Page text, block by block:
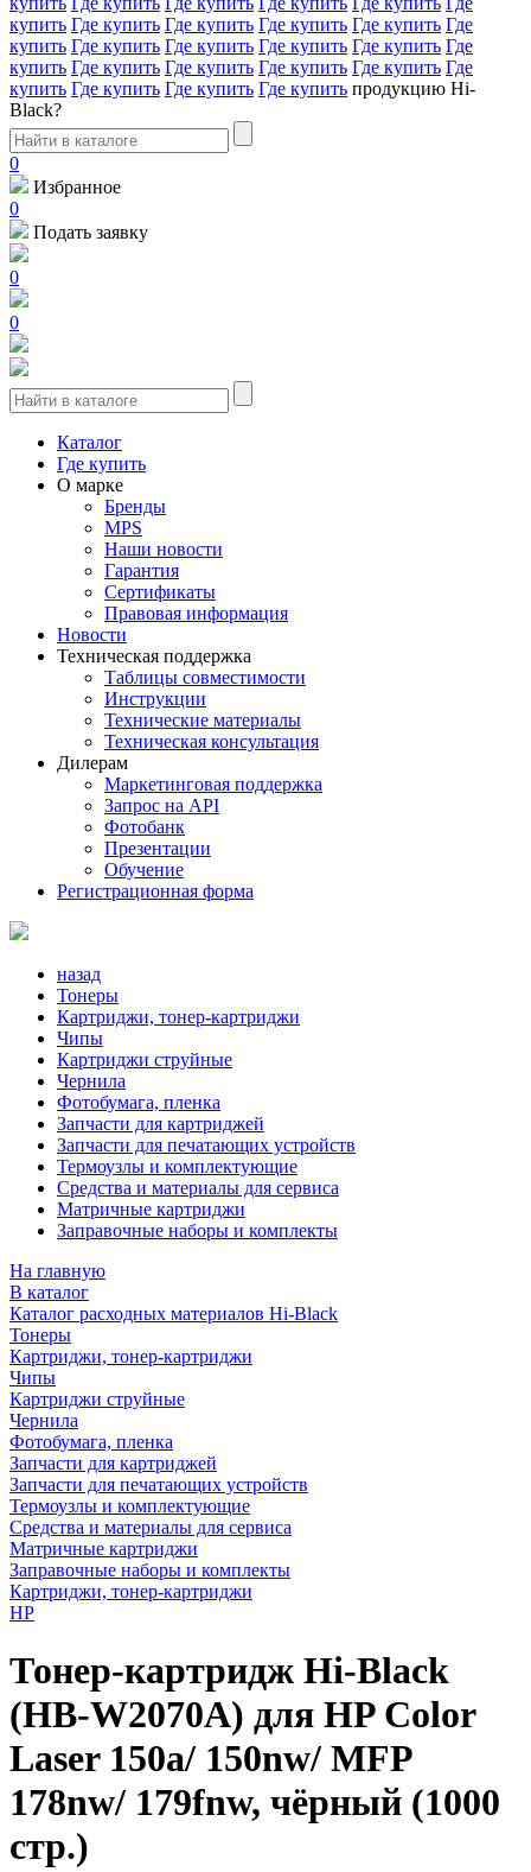
купить Где купить Где купить Где купить Где купить Где
купить Где купить Где купить Где купить Где купить Где
купить Где купить Где купить Где купить Где купить Где
купить Где купить Где купить Где купить продукцию Hi-
Black?
0
Избранное
0
Подать заявку
0
0
Каталог
Где купить
О марке
Бренды
MPS
Наши новости
Гарантия
Сертификаты
Правовая информация
Новости
Техническая поддержка
Таблицы совместимости
Инструкции
Технические материалы
Техническая консультация
Дилерам
Маркетинговая поддержка
Запрос на API
Фотобанк
Презентации
Обучение
Регистрационная форма
назад
Тонеры
Картриджи, тонер-картриджи
Чипы
Картриджи струйные
Чернила
Фотобумага, пленка
Запчасти для картриджей
Запчасти для печатающих устройств
Термоузлы и комплектующие
Средства и материалы для сервиса
Матричные картриджи
Заправочные наборы и комплекты
На главную
В каталог
Каталог расходных материалов Hi-Black
Тонеры
Картриджи, тонер-картриджи
Чипы
Картриджи струйные
Чернила
Фотобумага, пленка
Запчасти для картриджей
Запчасти для печатающих устройств
Термоузлы и комплектующие
Средства и материалы для сервиса
Матричные картриджи
Заправочные наборы и комплекты
Картриджи, тонер-картриджи
HP
Тонер-картридж Hi-Black
(HB-W2070A) для HP Color
Laser 150a/ 150nw/ MFP
178nw/ 179fnw, чёрный (1000
стр.)